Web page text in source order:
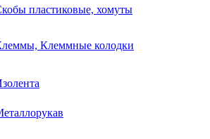
пластиковые, хомуты
Клеммные колодки